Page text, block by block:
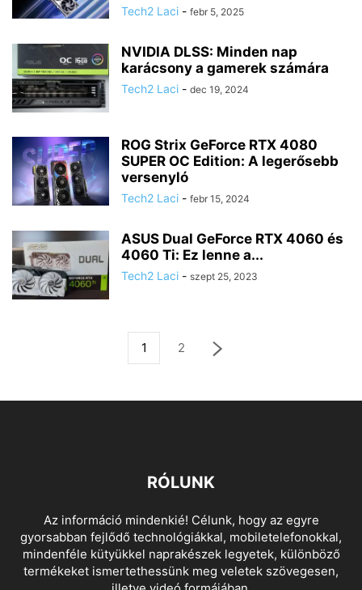
Tech2 Laci - febr 5, 2025
NVIDIA DLSS: Minden nap
karácsony a gamerek számára
Tech2 Laci - dec 19, 2024
ROG Strix GeForce RTX 4080
SUPER OC Edition: A legerősebb
versenyló
Tech2 Laci - febr 15, 2024
ASUS Dual GeForce RTX 4060 és
4060 Ti: Ez lenne a...
Tech2 Laci - szept 25, 2023
1 2
RÓLUNK
Az információ mindenkié! Célunk, hogy az egyre
gyorsabban fejlődő technológiákkal, mobiletelefonokkal,
mindenféle kütyükkel naprakészek legyetek, különböző
termékeket ismertethessünk meg veletek szövegesen,